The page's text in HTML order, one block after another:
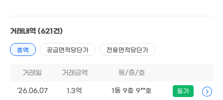
1.08억
4,500만
41m²
9,150만
거래내역 (621건)
총액 공급면적당단가 전용면적당단가
거래일 거래금액 동/층/호
'26.06.07 1.3억 1동 9층 9**호 등기